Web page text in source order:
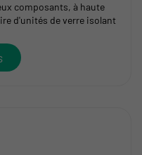
composants, à haute
d'unités de verre isolant